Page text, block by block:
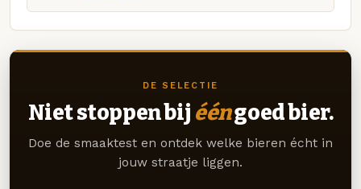
DE SELECTIE
Niet stoppen bij ééngoed bier.
Doe de smaaktest en ontdek welke bieren écht in
jouw straatje liggen.